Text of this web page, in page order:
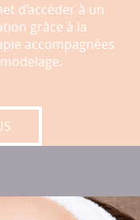
d’accéder à un
grâce à la
accompagnées